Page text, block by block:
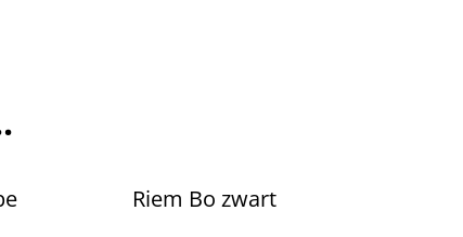
Riem Bo zwart